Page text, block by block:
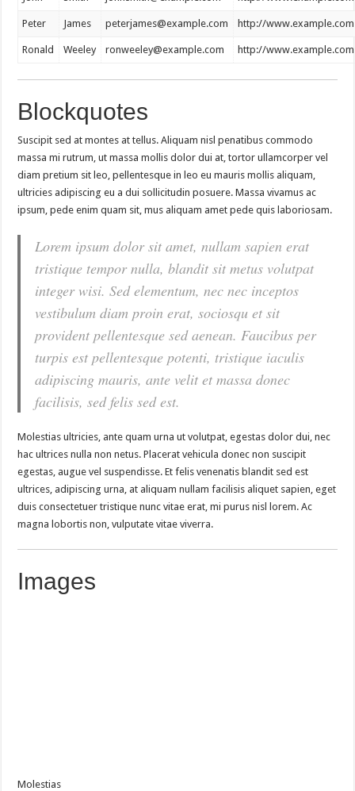
Peter James peterjames@example.com http://www.example.com
Ronald Weeley ronweeley@example.com http://www.example.com
Blockquotes
Suscipit sed at montes at tellus. Aliquam nisl penatibus commodo
massa mi rutrum, ut massa mollis dolor dui at, tortor ullamcorper vel
diam pretium sit leo, pellentesque in leo eu mauris mollis aliquam,
ultricies adipiscing eu a dui sollicitudin posuere. Massa vivamus ac
ipsum, pede enim quam sit, mus aliquam amet pede quis laboriosam.
Lorem ipsum dolor sit amet, nullam sapien erat
tristique tempor nulla, blandit sit metus volutpat
integer wisi. Sed elementum, nec nec inceptos
vestibulum diam proin erat, sociosqu et sit
provident pellentesque sed aenean. Faucibus per
turpis est pellentesque potenti, tristique iaculis
adipiscing mauris, ante velit et massa donec
facilisis, sed felis sed est.
Molestias ultricies, ante quam urna ut volutpat, egestas dolor dui, nec
hac ultrices nulla non netus. Placerat vehicula donec non suscipit
egestas, augue vel suspendisse. Et felis venenatis blandit sed est
ultrices, adipiscing urna, at aliquam nullam facilisis aliquet sapien, eget
duis consectetuer tristique nunc vitae erat, mi purus nisl lorem. Ac
magna lobortis non, vulputate vitae viverra.
Images
Molestias